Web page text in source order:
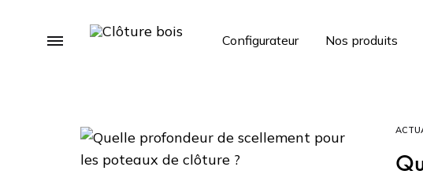
Menu
de
clôture
Configurateur Nos produits